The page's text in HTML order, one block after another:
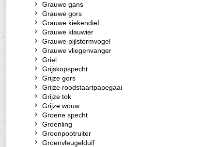
Grauwe gans
Grauwe gors
Grauwe kiekendief
Grauwe klauwier
Grauwe pijlstormvogel
Grauwe vliegenvanger
Griel
Grijskopspecht
Grijze gors
Grijze roodstaartpapegaai
Grijze tok
Grijze wouw
Groene specht
Groenling
Groenpootruiter
Groenvleugelduif